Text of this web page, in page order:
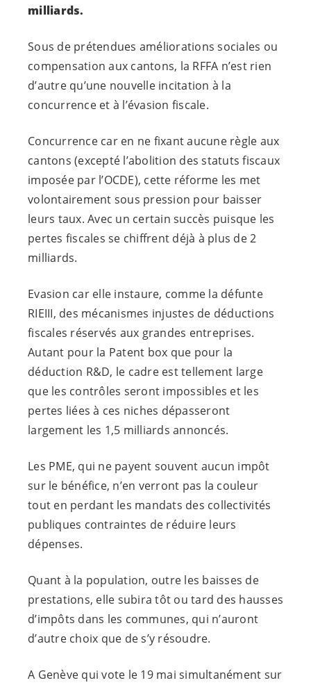
milliards.
Sous de prétendues améliorations sociales ou
compensation aux cantons, la RFFA n’est rien
d’autre qu’une nouvelle incitation à la
concurrence et à l’évasion fiscale.
Concurrence car en ne fixant aucune règle aux
cantons (excepté l’abolition des statuts fiscaux
imposée par l’OCDE), cette réforme les met
volontairement sous pression pour baisser
leurs taux. Avec un certain succès puisque les
pertes fiscales se chiffrent déjà à plus de 2
milliards.
Evasion car elle instaure, comme la défunte
RIEIII, des mécanismes injustes de déductions
fiscales réservés aux grandes entreprises.
Autant pour la Patent box que pour la
déduction R&D, le cadre est tellement large
que les contrôles seront impossibles et les
pertes liées à ces niches dépasseront
largement les 1,5 milliards annoncés.
Les PME, qui ne payent souvent aucun impôt
sur le bénéfice, n’en verront pas la couleur
tout en perdant les mandats des collectivités
publiques contraintes de réduire leurs
dépenses.
Quant à la population, outre les baisses de
prestations, elle subira tôt ou tard des hausses
d’impôts dans les communes, qui n’auront
d’autre choix que de s’y résoudre.
A Genève qui vote le 19 mai simultanément sur